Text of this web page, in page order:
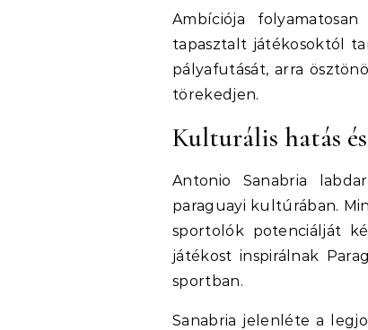
Ambíciója
tapasztalt játékosoktól
pályafutását, arra
törekedjen.
Kulturális hatás
Antonio Sanabria
paraguayi kultúrában.
sportolók potenciálját
játékost inspirálnak
sportban.
Sanabria jelenléte a